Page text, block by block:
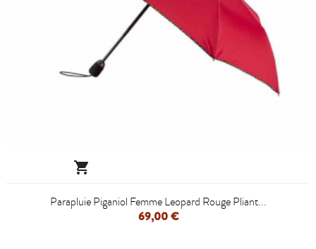

Parapluie Piganiol Femme Leopard Rouge Pliant...
69,00 €